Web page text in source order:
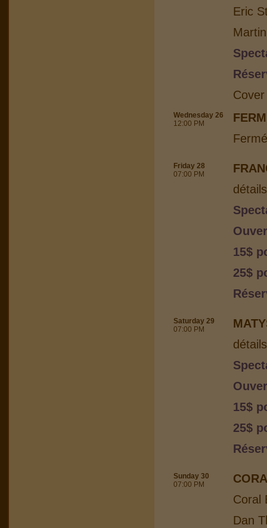
Eric
Wednesday 26
12:00 PM
Friday 28
07:00 PM
15$
25$
Saturday 29
07:00 PM
15$
25$
Sunday 30
07:00 PM
Coral
Dan